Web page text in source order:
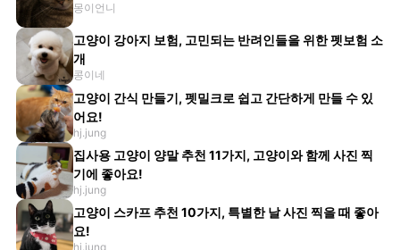
몽이언니
고양이 강아지 보험, 고민되는 반려인들을 위한 펫보험 소
개
콩이네
고양이 간식 만들기, 펫밀크로 쉽고 간단하게 만들 수 있
어요!
hj.jung
집사용 고양이 양말 추천 11가지, 고양이와 함께 사진 찍
기에 좋아요!
hj.jung
고양이 스카프 추천 10가지, 특별한 날 사진 찍을 때 좋아
요!
hj.jung